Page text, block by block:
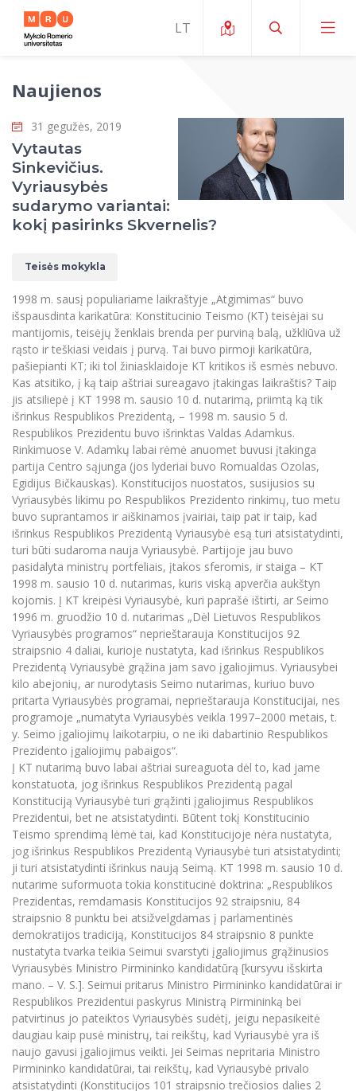
Apie ERUA
Naujienos ir renginiai
Galimybės
Komanda ir kontaktai
Studijų organizavimas ir aplinka
Finansai
Studentų namai
Estetinis ugdymas
Pramoginių šokių kolektyvas ,,Bolero”
Universiteto teatras
MRU pop vokalinis ansamblis (vadovas Artūras
Novikas)
MRU merginų choras
Dokumentai reglamentuojantys studijas
Neformaliuoju ir (ar) savišvietos būdu įgytų
kompetencijų vertinimas ir pripažinimas
Studijų organizavimas
Studijų kokybė
Tarptautiniai mainai
Studentams
Erasmus+ mobilumas studijoms (SMS)
Erasmus+ mobilumas praktikoms (SMP)
Kitos galimybės
Darbuotojams
Partnerystės
Azijos centras
Vilniaus Karaliaus Sedžiongo institutas
Frankofoniškų šalių studijų centras
Skaitmeniniai ženkliukai
Karjeros centras
Emocinė gerovė
MOin – MRU Mokslo ir inovacijų savaitė
Mokslo programos
Tarptautinių ekspertų tinklas
Atitikties mokslinių tyrimų etikai komitetas
Mokslo laboratorijos
Žmogaus, aplinkos ir technologijų (HET)
Doktorantūra
Projektai
Akademinė leidyba
Mokymų LAB
Mokslo naujienos
Kasmetiniai mokslo renginiai
Apie MRU
Reitingai
Universiteto garbės nariai
Veiklos dokumentai
Akademinė etika
Darbas MRU
Universiteto simbolika
Atributika
Naujienos
Tarptautiškumas
Studentams
Studentams
Darbuotojams
Partnerystės
Azijos centras
Vilniaus Karaliaus Sedžiongo institutas
Frankofoniškų šalių studijų centras
Darbuotojams
Partnerystės
Azijos centras
Vilniaus Karaliaus Sedžiongo institutas
Frankofoniškų šalių studijų centras
Darnus vystymasis
Privatumo politika
Negalia ir individualieji poreikiai
Viešai skelbiama informacija
Parama Ukrainai
Civilinė sauga
Korupcijos prevencija
Žmogaus ir visuomenės studijų fakultetas
Viešojo valdymo ir verslo fakultetas
Sūduvos akademija
Pranešimai spaudai
Ekspertų sąrašas
Renginių kalendorius
Tinklalaidės
Bakalauro studijos
Magistrantūros studijos
Vadovų MBA
Švietimo ir kultūros vadovų MPA
Teisės LL.M.
Papildomosios studijos
Pedagogų rengimas
Doktorantūros studijos
Profesinės bakalauro studijos
Personalo valdymo centras
Privačių interesų deklaravimas
Informacija naujiems darbuotojams
Studijų Moodle (studijų vykdymui)
Darbuotojų Moodle (kompetencijų tobulinimui)
Studijų tvarkaraštis
Informacinė sistema "Studijos"
Darbuotojų elektroninis paštas
Daugiafaktorinė autentifikacija universiteto
darbuotojams (MFA)
Mokslininkų profiliai "CRIS"
Bendruomenės gerovė
Darbuotojų kvalifikacijos kėlimas
MRU norminių teisės aktų duomenų bazė
Intranetas
eDVS
Microsoft Office 365
MRU mobilios programėlės
Pagalbos sistema
Profesinė sąjunga
Kontaktų paieška
Naujienos
31 gegužės, 2019
Vytautas
Sinkevičius.
Vyriausybės
sudarymo variantai:
kokį pasirinks Skvernelis?
Teisės mokykla
1998 m. sausį populiariame laikraštyje „Atgimimas“ buvo
išspausdinta karikatūra: Konstitucinio Teismo (KT) teisėjai su
mantijomis, teisėjų ženklais brenda per purviną balą, užkliūva už
rąsto ir teškiasi veidais į purvą. Tai buvo pirmoji karikatūra,
pašiepianti KT; iki tol žiniasklaidoje KT kritikos iš esmės nebuvo.
Kas atsitiko, į ką taip aštriai sureagavo įtakingas laikraštis? Taip
jis atsiliepė į KT 1998 m. sausio 10 d. nutarimą, priimtą ką tik
išrinkus Respublikos Prezidentą, – 1998 m. sausio 5 d.
Respublikos Prezidentu buvo išrinktas Valdas Adamkus.
Rinkimuose V. Adamkų labai rėmė anuomet buvusi įtakinga
partija Centro sąjunga (jos lyderiai buvo Romualdas Ozolas,
Egidijus Bičkauskas). Konstitucijos nuostatos, susijusios su
Vyriausybės likimu po Respublikos Prezidento rinkimų, tuo metu
buvo suprantamos ir aiškinamos įvairiai, taip pat ir taip, kad
išrinkus Respublikos Prezidentą Vyriausybė esą turi atsistatydinti,
turi būti sudaroma nauja Vyriausybė. Partijoje jau buvo
pasidalyta ministrų portfeliais, įtakos sferomis, ir staiga – KT
1998 m. sausio 10 d. nutarimas, kuris viską apverčia aukštyn
kojomis. Į KT kreipėsi Vyriausybė, kuri paprašė ištirti, ar Seimo
1996 m. gruodžio 10 d. nutarimas „Dėl Lietuvos Respublikos
Vyriausybės programos“ neprieštarauja Konstitucijos 92
straipsnio 4 daliai, kurioje nustatyta, kad išrinkus Respublikos
Prezidentą Vyriausybė grąžina jam savo įgaliojimus. Vyriausybei
kilo abejonių, ar nurodytasis Seimo nutarimas, kuriuo buvo
pritarta Vyriausybės programai, neprieštarauja Konstitucijai, nes
programoje „numatyta Vyriausybės veikla 1997–2000 metais, t.
y. Seimo įgaliojimų laikotarpiu, o ne iki dabartinio Respublikos
Prezidento įgaliojimų pabaigos“.
Į KT nutarimą buvo labai aštriai sureaguota dėl to, kad jame
konstatuota, jog išrinkus Respublikos Prezidentą pagal
Konstituciją Vyriausybė turi grąžinti įgaliojimus Respublikos
Prezidentui, bet ne atsistatydinti. Būtent tokį Konstitucinio
Teismo sprendimą lėmė tai, kad Konstitucijoje nėra nustatyta,
jog išrinkus Respublikos Prezidentą Vyriausybė turi atsistatydinti;
ji turi atsistatydinti išrinkus naują Seimą. KT 1998 m. sausio 10 d.
nutarime suformuota tokia konstitucinė doktrina: „Respublikos
Prezidentas, remdamasis Konstitucijos 92 straipsniu, 84
straipsnio 8 punktu bei atsižvelgdamas į parlamentinės
demokratijos tradiciją, Konstitucijos 84 straipsnio 8 punkte
nustatyta tvarka teikia Seimui svarstyti įgaliojimus grąžinusios
Vyriausybės Ministro Pirmininko kandidatūrą [kursyvu išskirta
mano. – V. S.]. Seimui pritarus Ministro Pirmininko kandidatūrai ir
Respublikos Prezidentui paskyrus Ministrą Pirmininką bei
patvirtinus jo pateiktos Vyriausybės sudėtį, jeigu nepasikeitė
daugiau kaip pusė ministrų, tai reikštų, kad Vyriausybė yra iš
naujo gavusi įgaliojimus veikti. Jei Seimas nepritaria Ministro
Pirmininko kandidatūrai, tai reikštų, kad Vyriausybė privalo
atsistatydinti (Konstitucijos 101 straipsnio trečiosios dalies 2